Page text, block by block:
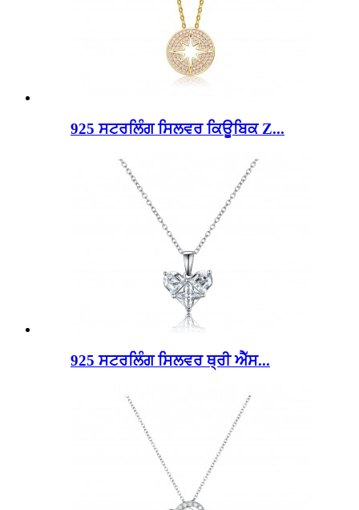
925 ਸਟਰਲਿੰਗ ਸਿਲਵਰ ਕਿਊਬਿਕ Z...
925 ਸਟਰਲਿੰਗ ਸਿਲਵਰ ਥ੍ਰੀ ਐੱਸ...